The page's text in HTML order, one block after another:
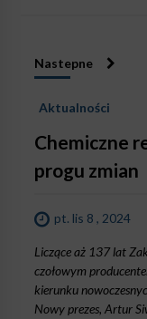
Nastepne
Aktualności
Chemiczne
progu zmian
pt. lis 8 , 2024
Liczące aż 137 lat
czołowym
kierunku
Nowy prezes, Artur